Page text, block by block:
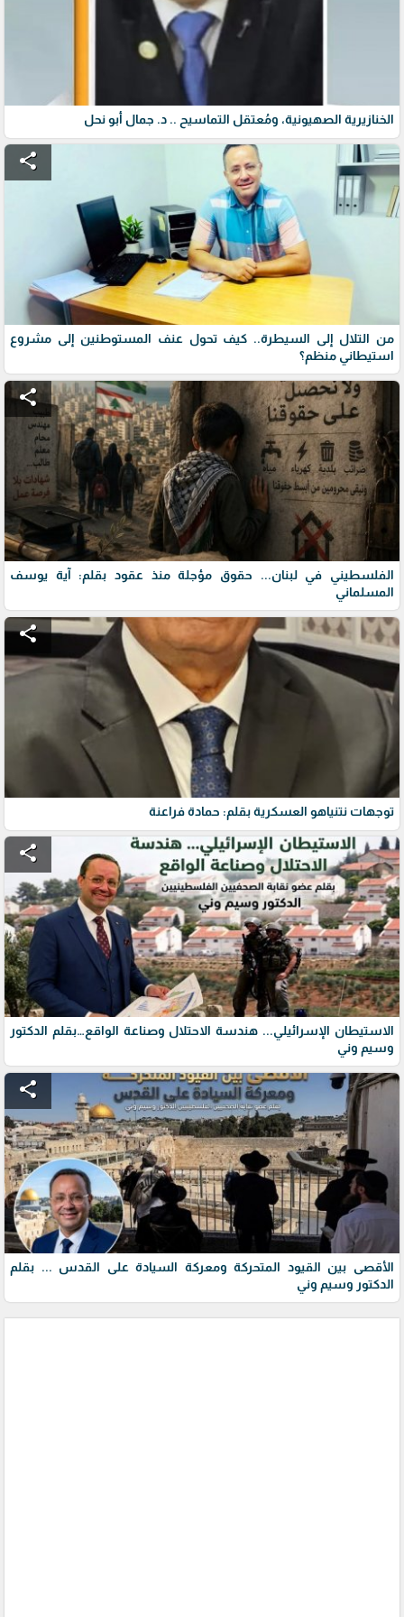
الخنازيرية الصهيونية، ومُعتقل التماسيح .. د. جمال أبو نحل
share
من التلال إلى السيطرة.. كيف تحول عنف المستوطنين إلى مشروع
استيطاني منظم؟
share
الفلسطيني في لبنان... حقوق مؤجلة منذ عقود بقلم: آية يوسف
المسلماني
share
توجهات نتنياهو العسكرية بقلم: حمادة فراعنة
share
الاستيطان الإسرائيلي... هندسة الاحتلال وصناعة الواقع…بقلم الدكتور
وسيم وني
share
الأقصى بين القيود المتحركة ومعركة السيادة على القدس ... بقلم
الدكتور وسيم وني